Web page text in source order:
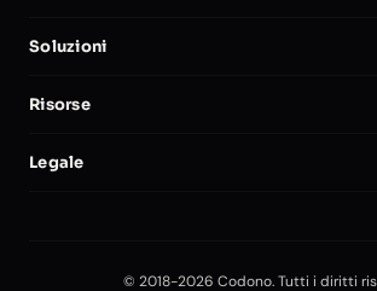
Chi Siamo
Partner
Confronta
Soluzioni
Software Crypto Exchange
Script Crypto Exchange
Risorse
Documentazione
Legale
© 2018-2026 Codono. Tutti i diritti